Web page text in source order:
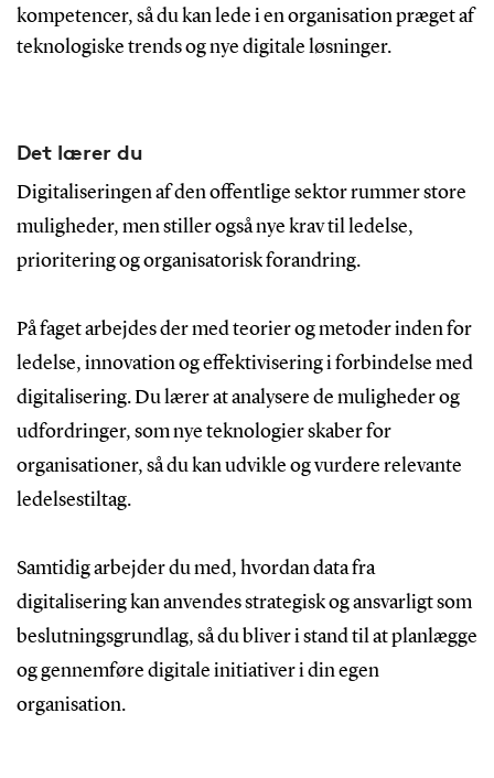
kompetencer, så du kan lede i en organisation præget af
teknologiske trends og nye digitale løsninger.
Det lærer du
Digitaliseringen af den offentlige sektor rummer store
muligheder, men stiller også nye krav til ledelse,
prioritering og organisatorisk forandring.
På faget arbejdes der med teorier og metoder inden for
ledelse, innovation og effektivisering i forbindelse med
digitalisering. Du lærer at analysere de muligheder og
udfordringer, som nye teknologier skaber for
organisationer, så du kan udvikle og vurdere relevante
ledelsestiltag.
Samtidig arbejder du med, hvordan data fra
digitalisering kan anvendes strategisk og ansvarligt som
beslutningsgrundlag, så du bliver i stand til at planlægge
og gennemføre digitale initiativer i din egen
organisation.